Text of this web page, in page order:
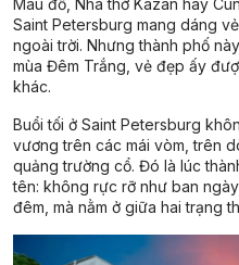
Máu đổ, Nhà thờ Kazan hay
Saint Petersburg mang dáng
ngoài trời. Nhưng thành phố
mùa Đêm Trắng, vẻ đẹp ấy
khác.
Buổi tối ở Saint Petersburg
vương trên các mái vòm, trên
quảng trường cổ. Đó là lúc
tên: không rực rỡ như ban
đêm, mà nằm ở giữa hai trạng